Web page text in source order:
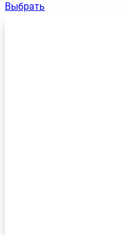
Выбрать